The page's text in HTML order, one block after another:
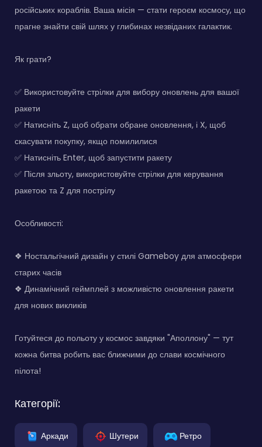
російських кораблів. Ваша місія — стати героєм космосу, що
прагне знайти свій шлях у глибинах незвіданих галактик.
Як грати?
✅ Використовуйте стрілки для вибору оновлень для вашої
ракети
✅ Натисніть Z, щоб обрати обране оновлення, і X, щоб
скасувати покупку, якщо помилилися
✅ Натисніть Enter, щоб запустити ракету
✅ Після зльоту, використовуйте стрілки для керування
ракетою та Z для пострілу
Особливості:
❖ Ностальгічний дизайн у стилі Gameboy для атмосфери
старих часів
❖ Динамічний геймплей з можливістю оновлення ракети
для нових викликів
Готуйтеся до польоту у космос завдяки "Аполлону" — тут
кожна битва робить вас ближчими до слави космічного
пілота!
Категорії:
Аркади Шутери Ретро